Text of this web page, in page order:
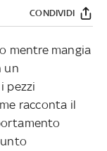
CONDIVIDI
mentre mangia
un
pezzi
racconta il